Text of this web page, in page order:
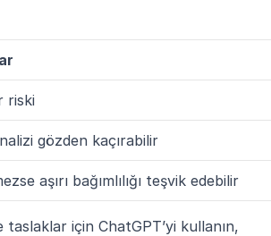
riski
gözden kaçırabilir
aşırı bağımlılığı teşvik edebilir
için ChatGPT’yi kullanın,